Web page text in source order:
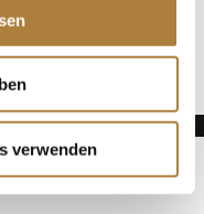
verwenden